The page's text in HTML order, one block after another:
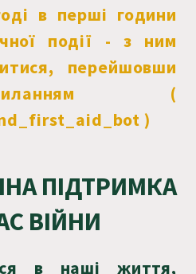
в перші години
події - з ним
перейшовши
(
)
ПІДТРИМКА
ВІЙНИ
в наші життя,